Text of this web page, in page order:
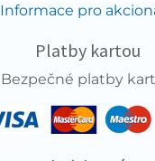
Informace pro
Platby kartou
Bezpečné platby